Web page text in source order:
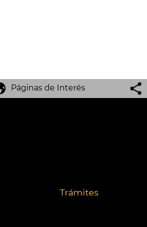
Páginas de Interés
Trámites